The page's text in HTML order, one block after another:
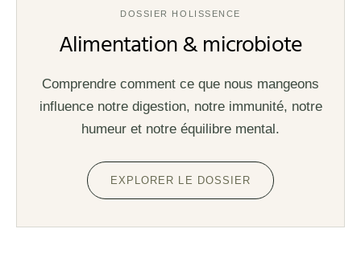
DOSSIER HOLISSENCE
Alimentation & microbiote
Comprendre comment ce que nous mangeons
influence notre digestion, notre immunité, notre
humeur et notre équilibre mental.
EXPLORER LE DOSSIER